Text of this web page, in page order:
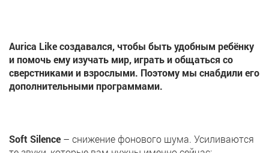
Aurica Like создавался, чтобы быть удобным ребёнку
и помочь ему изучать мир, играть и общаться со
сверстниками и взрослыми. Поэтому мы снабдили его
дополнительными программами.
Soft Silence – снижение фонового шума. Усиливаются